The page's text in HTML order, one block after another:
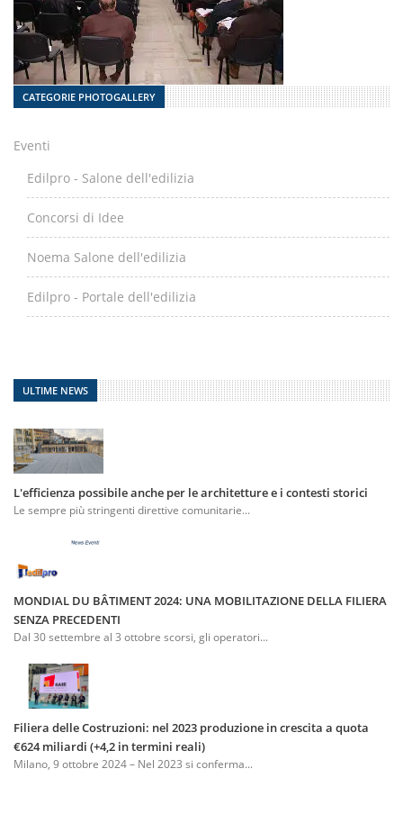
CATEGORIE PHOTOGALLERY
Eventi
Edilpro - Salone dell'edilizia
Concorsi di Idee
Noema Salone dell'edilizia
Edilpro - Portale dell'edilizia
ULTIME NEWS
L'efficienza possibile anche per le architetture e i contesti storici
Le sempre più stringenti direttive comunitarie...
MONDIAL DU BÂTIMENT 2024: UNA MOBILITAZIONE DELLA FILIERA
SENZA PRECEDENTI
Dal 30 settembre al 3 ottobre scorsi, gli operatori...
Filiera delle Costruzioni: nel 2023 produzione in crescita a quota
€624 miliardi (+4,2 in termini reali)
Milano, 9 ottobre 2024 – Nel 2023 si conferma...